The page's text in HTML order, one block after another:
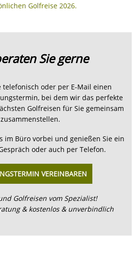
Golfreise 2026.
Sie gerne
telefonisch oder per E-Mail einen
bei dem wir das perfekte
Golfreisen für Sie gemeinsam
zusammenstellen.
im Büro vorbei und genießen Sie ein
oder auch per Telefon.
VEREINBAREN
Golfreisen vom Spezialist!
& kostenlos & unverbindlich